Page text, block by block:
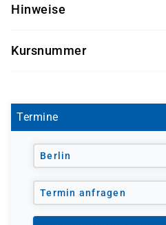
Hinweise
Kursnummer
Termine
Berlin
Termin anfragen